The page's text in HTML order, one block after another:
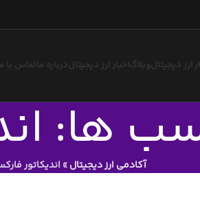
ارز دیجیتالوبلاگ اخبار ارز دیجیتالدرباره ماتماس با
ها:
آکادمی ارز دیجیتال» اندیکاتور